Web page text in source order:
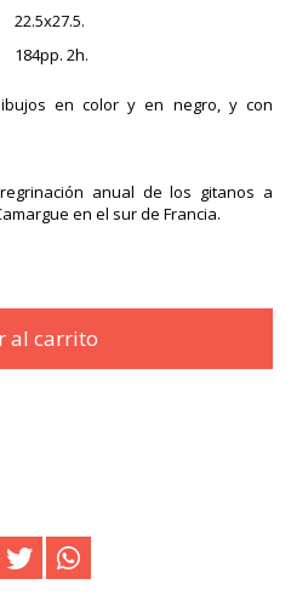
22.5x27.5.
184pp. 2h.
en color y en negro, y con
anual de los gitanos a
en el sur de Francia.
al carrito